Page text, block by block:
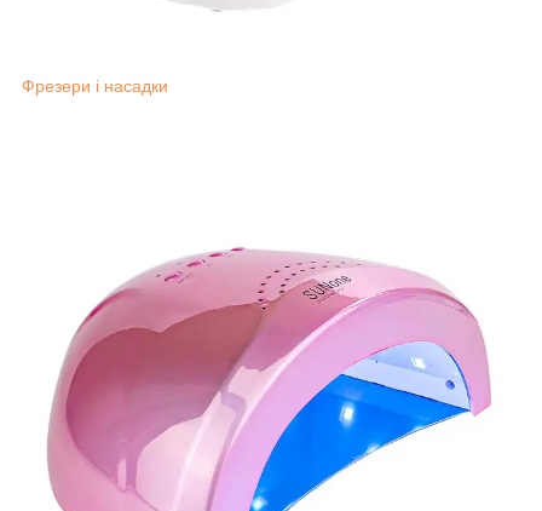
Фрезери і насадки